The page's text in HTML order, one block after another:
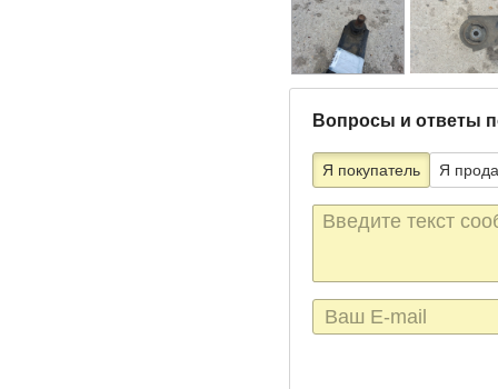
Вопросы и ответы
Я покупатель Я
Текст
сообщения
E-
mail